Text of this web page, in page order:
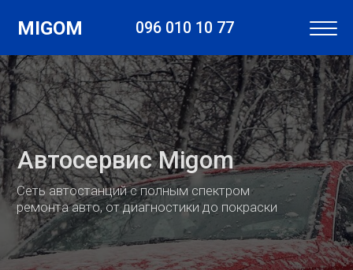
096 010 10 77
MIGOM
Автосервис Migom
Выпал снег: как
Сеть автостанций с полным спектром
ремонта авто, от диагностики до покраски